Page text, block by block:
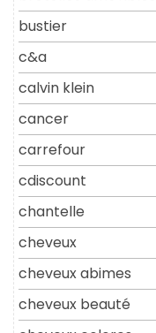
bustier
c&a
calvin klein
cancer
carrefour
cdiscount
chantelle
cheveux
cheveux abimes
cheveux beauté